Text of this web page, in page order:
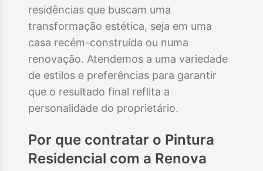
residências que buscam uma
transformação estética, seja em uma
casa recém-construída ou numa
renovação. Atendemos a uma variedade
de estilos e preferências para garantir
que o resultado final reflita a
personalidade do proprietário.
Por que contratar o Pintura
Residencial com a Renova